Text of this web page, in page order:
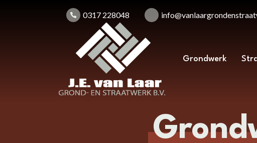
0317 228048
Grondwerk